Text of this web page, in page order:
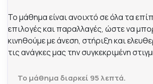
Το μάθημα είναι ανοιχτό σε όλα τα
επιλογές και παραλλαγές, ώστε να
κινηθούμε με άνεση, στήριξη και
τις ανάγκες μας την συγκεκριμένη
To μάθημα διαρκεί 95 λεπτά.